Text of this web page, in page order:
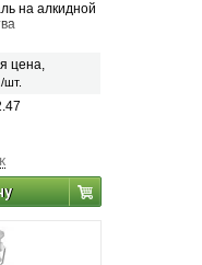
на алкидной
цена,
шт.